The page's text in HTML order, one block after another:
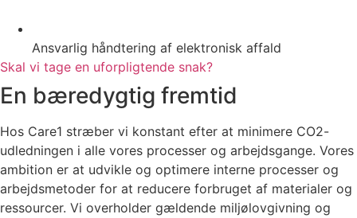
Ansvarlig håndtering af elektronisk affald
Skal vi tage en uforpligtende snak?
En bæredygtig fremtid
Hos Care1 stræber vi konstant efter at minimere CO2-
udledningen i alle vores processer og arbejdsgange. Vores
ambition er at udvikle og optimere interne processer og
arbejdsmetoder for at reducere forbruget af materialer og
ressourcer. Vi overholder gældende miljølovgivning og